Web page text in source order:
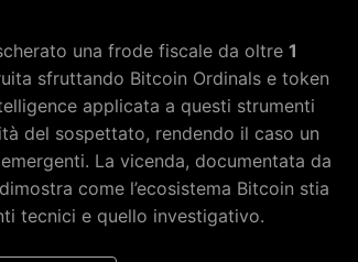
una frode fiscale da oltre 1
sfruttando Bitcoin Ordinals e token
applicata a questi strumenti
del sospettato, rendendo il caso un
La vicenda, documentata da
come l’ecosistema Bitcoin stia
tecnici e quello investigativo.